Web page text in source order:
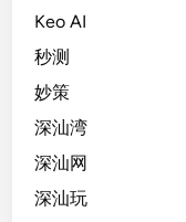
Keo AI
秒测
妙策
深汕湾
深汕网
深汕玩